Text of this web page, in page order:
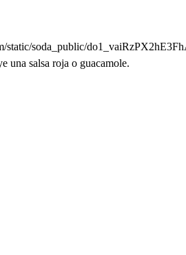
static/soda_public/
una salsa roja o guacamole.